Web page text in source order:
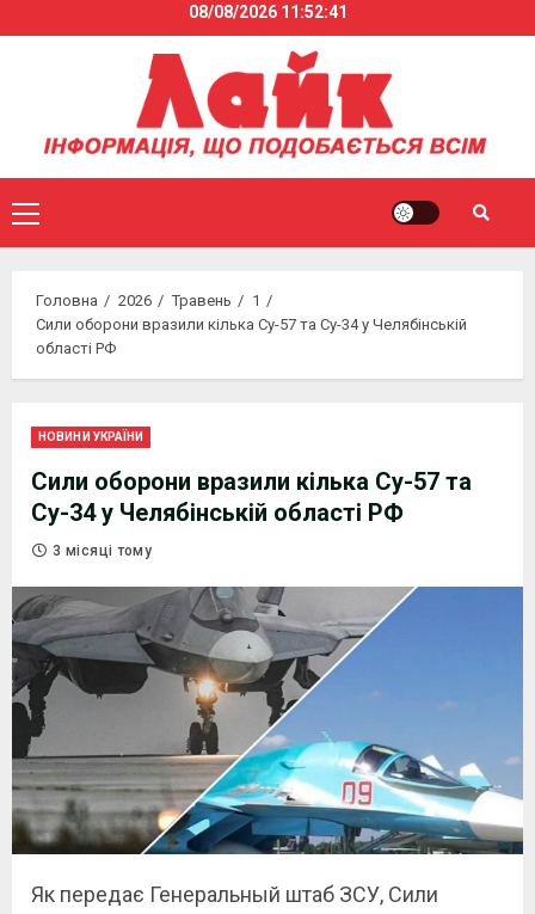
to
08/08/2026 11:52:41
Primary
Menu
Головна 2026 Травень
1
Сили оборони вразили кілька Су-57 та Су-34 у Челябінській
області РФ
НОВИНИ УКРАЇНИ
Сили оборони вразили кілька Су-57 та
Су-34 у Челябінській області РФ
3 місяці тому
Як передає Генеральный штаб ЗСУ, Сили